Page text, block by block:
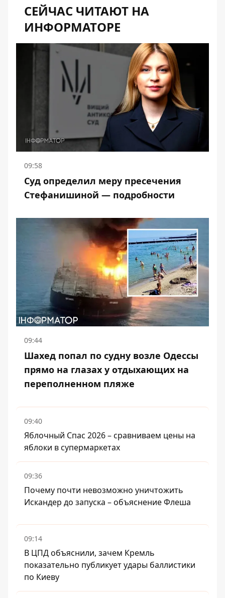
СЕЙЧАС ЧИТАЮТ НА
ИНФОРМАТОРЕ
09:58
Суд определил меру пресечения
Стефанишиной — подробности
09:44
Шахед попал по судну возле Одессы
прямо на глазах у отдыхающих на
переполненном пляже
09:40
Яблочный Спас 2026 – сравниваем цены на
яблоки в супермаркетах
09:36
Почему почти невозможно уничтожить
Искандер до запуска – объяснение Флеша
09:14
В ЦПД объяснили, зачем Кремль
показательно публикует удары баллистики
по Киеву